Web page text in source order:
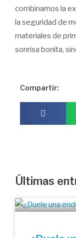
combinamos la
la seguridad de
materiales de
sonrisa bonita,
Compartir:
Últimas